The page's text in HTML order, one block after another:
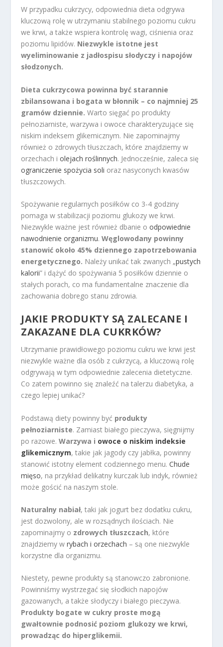
W przypadku cukrzycy, odpowiednia dieta odgrywa
kluczową rolę w utrzymaniu stabilnego poziomu cukru
we krwi, a także wspiera kontrolę wagi, ciśnienia oraz
poziomu lipidów. Niezwykle istotne jest
wyeliminowanie z jadłospisu słodyczy i napojów
słodzonych.
Dieta cukrzycowa powinna być starannie
zbilansowana i bogata w błonnik – co najmniej 25
gramów dziennie. Warto sięgać po produkty
pełnoziarniste, warzywa i owoce charakteryzujące się
niskim indeksem glikemicznym. Nie zapominajmy
również o zdrowych tłuszczach, które znajdziemy w
orzechach iolejach roślinnych. Jednocześnie, zaleca się
ograniczenie spożycia soli oraz nasyconych kwasów
tłuszczowych.
Spożywanie regularnych posiłków co 3-4 godziny
pomaga w stabilizacji poziomu glukozy we krwi.
Niezwykle ważne jest również dbanie oodpowiednie
nawodnienie organizmu.Węglowodany powinny
stanowić około 45% dziennego zapotrzebowania
energetycznego. Należy unikać tak zwanych „pustych
kalorii” i dążyć do spożywania 5 posiłków dziennie o
stałych porach, co ma fundamentalne znaczenie dla
zachowania dobrego stanu zdrowia.
JAKIE PRODUKTY SĄ ZALECANE I
ZAKAZANE DLA CUKRKÓW?
Utrzymanie prawidłowego poziomu cukru we krwi jest
niezwykle ważne dla osób z cukrzycą, a kluczową rolę
odgrywają w tym odpowiednie zalecenia dietetyczne.
Co zatem powinno się znaleźć na talerzu diabetyka, a
czego lepiej unikać?
Podstawą diety powinny być produkty
pełnoziarniste. Zamiast białego pieczywa, sięgnijmy
po razowe.Warzywa i owoce o niskim indeksie
glikemicznym, takie jak jagody czy jabłka, powinny
stanowić istotny element codziennego menu.Chude
mięso, na przykład delikatny kurczak lub indyk, również
może gościć na naszym stole.
Naturalny nabiał, taki jak jogurt bez dodatku cukru,
jest dozwolony, ale w rozsądnych ilościach. Nie
zapominajmy o zdrowych tłuszczach, które
znajdziemy wrybach i orzechach – są one niezwykle
korzystne dla organizmu.
Niestety, pewne produkty są stanowczo zabronione.
Powinniśmy wystrzegać się słodkich napojów
gazowanych, a także słodyczy i białego pieczywa.
Produkty bogate w cukry proste mogą
gwałtownie podnosić poziom glukozy we krwi,
prowadząc do hiperglikemii.